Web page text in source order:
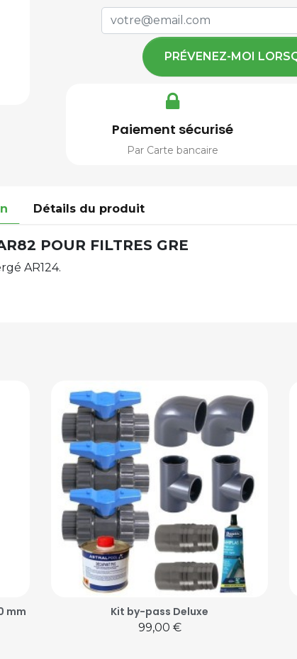
PRÉVENEZ-MOI
Paiement sécurisé
Par Carte bancaire
Détails du produit
POUR FILTRES GRE
AR124.
mm Kit by-pass Deluxe
Prix
99,00 €